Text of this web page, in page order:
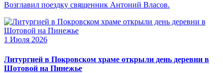
Возглавил поездку священник Антоний Власов.
1 Июля 2026
Литургией в Покровском храме открыли день деревни в
Шотовой на Пинежье